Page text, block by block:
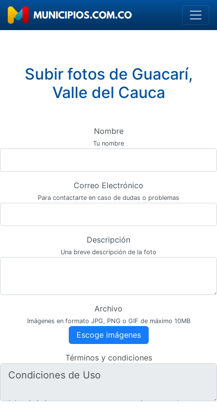
Subir fotos de Guacarí,
Valle del Cauca
Nombre
Tu nombre
Correo Electrónico
Para contactarte en caso de dudas o problemas
Descripción
Una breve descripción de la foto
Archivo
Imágenes en formato JPG, PNG o GIF de máximo 10MB
Escoge imágenes
Términos y condiciones